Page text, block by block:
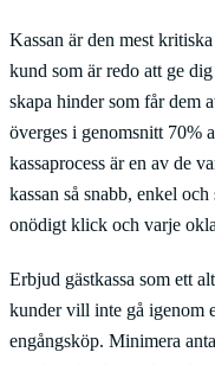
Kassan är den mest
kund som är redo att ge
skapa hinder som får dem
överges i genomsnitt 70%
kassaprocess är en av de
kassan så snabb, enkel
onödigt klick och varje
Erbjud gästkassa som ett
kunder vill inte gå igenom
engångsköp. Minimera